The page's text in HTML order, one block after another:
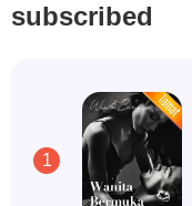
subscribed
1